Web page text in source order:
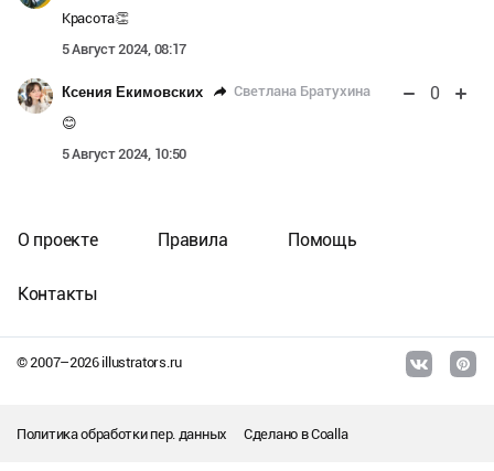
Красота👏
5 Август 2024, 08:17
Ксения Екимовских Светлана Братухина 0
😊
5 Август 2024, 10:50
© 2007–2026illustrators.ru
О проекте Правила Помощь
Контакты
Политика обработки пер. данных Сделано вCoalla